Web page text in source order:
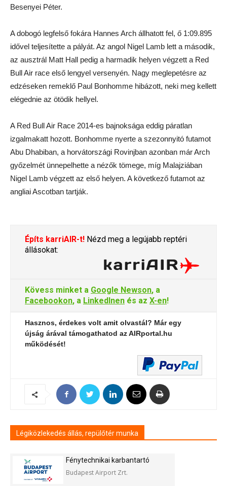
Besenyei Péter.
A dobogó legfelső fokára Hannes Arch állhatott fel, ő 1:09.895
idővel teljesítette a pályát. Az angol Nigel Lamb lett a második,
az ausztrál Matt Hall pedig a harmadik helyen végzett a Red
Bull Air race első lengyel versenyén. Nagy meglepetésre az
edzéseken remeklő Paul Bonhomme hibázott, neki meg kellett
elégednie az ötödik hellyel.
A Red Bull Air Race 2014-es bajnoksága eddig páratlan
izgalmakatt hozott. Bonhomme nyerte a szezonnyitó futamot
Abu Dhabiban, a horvátországi Rovinjban azonban már Arch
győzelmét ünnepelhette a nézők tömege, míg Malajziában
Nigel Lamb végzett az első helyen. A következő futamot az
angliai Ascotban tartják.
Építs karriAIR-t! Nézd meg a legújabb reptéri
állásokat:
Kövess minket a Google Newson, a
Facebookon, a LinkedInen és az X-en!
Hasznos, érdekes volt amit olvastál? Már egy
újság árával támogathatod az AIRportal.hu
működését!
Légiközlekedés állás, repülőtér munka
Fénytechnikai karbantartó
Budapest Airport Zrt.